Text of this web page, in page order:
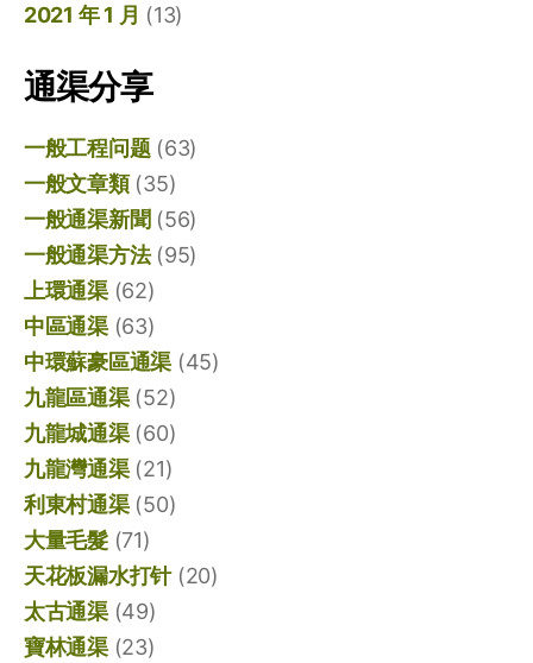
2021 年 1 月 (13)
通渠分享
一般工程问题(63)
一般文章類(35)
一般通渠新聞 (56)
一般通渠方法(95)
上環通渠(62)
中區通渠(63)
中環蘇豪區通渠 (45)
九龍區通渠(52)
九龍城通渠(60)
九龍灣通渠(21)
利東村通渠(50)
大量毛髮(71)
天花板漏水打针(20)
太古通渠(49)
寶林通渠(23)